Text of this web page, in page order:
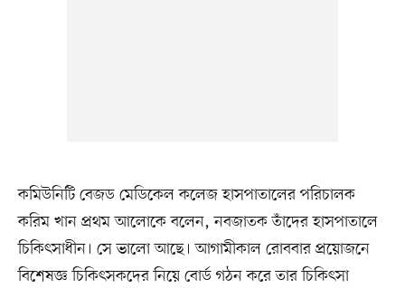
কমিউনিটি বেজড মেডিকেল কলেজ হাসপাতালের পরিচালক
করিম খান প্রথম আলোকে বলেন, নবজাতক তাঁদের হাসপাতালে
চিকিৎসাধীন। সে ভালো আছে। আগামীকাল রোববার প্রয়োজনে
বিশেষজ্ঞ চিকিৎসকদের নিয়ে বোর্ড গঠন করে তার চিকিৎসা